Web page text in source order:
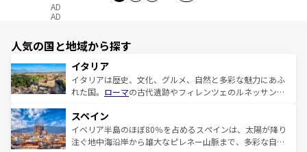
AD
AD
人気の国と地域から探す
イタリア
イタリアは歴史、文化、グルメ、自然と多彩な魅力にあふ
れた国。 ローマの古代遺跡やフィレンツェのルネッサンス
ろん、トスカーナの美しい田園風景やアマルフィ海岸の絶
景など、自然景観も見逃せない。観光の合間には、本場の
ピザやパスタなど、絶品のイタリア料理を堪能することも
スペイン
イベリア半島のほぼ80％を占めるスペインは、太陽が降り
注ぐ地中海沿岸から雄大なピレネー山脈まで、多彩な自然